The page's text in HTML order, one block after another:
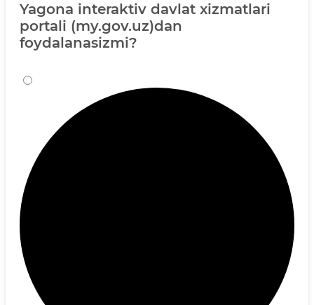
Yagona interaktiv davlat xizmatlari
portali (my.gov.uz)dan
foydalanasizmi?